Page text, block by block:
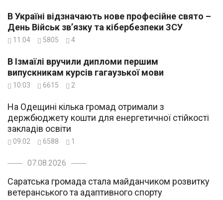
В Україні відзначають нове професійне свято –
День Військ зв’язку та кібербезпеки ЗСУ
11:04 5805 4
В Ізмаїлі вручили дипломи першим
випускникам курсів гагаузької мови
10:03 6615 2
На Одещині кілька громад отримали з
держбюджету кошти для енергетичної стійкості
закладів освіти
09:02 6588 1
07.08.2026
Саратська громада стала майданчиком розвитку
ветеранського та адаптивного спорту